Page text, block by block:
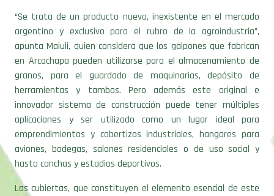
“Se trata de un producto nuevo, inexistente en el mercado
argentino y exclusivo para el rubro de la agroindustria”,
apunta Maiuli, quien considera que los galpones que fabrican
en Arcochapa pueden utilizarse para el almacenamiento de
granos, para el guardado de maquinarias, depósito de
herramientas y tambos. Pero además este original e
innovador sistema de construcción puede tener múltiples
aplicaciones y ser utilizado como un lugar ideal para
emprendimientos y cobertizos industriales, hangares para
aviones, bodegas, salones residenciales o de uso social y
hasta canchas y estadios deportivos.
Las cubiertas, que constituyen el elemento esencial de este